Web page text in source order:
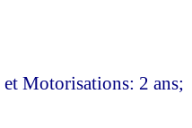
Motorisations: 2 ans;